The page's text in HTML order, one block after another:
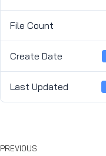
File Count
Create Date
Last Updated
PREVIOUS